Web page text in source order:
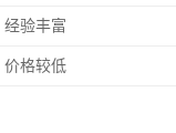
经验丰富
价格较低